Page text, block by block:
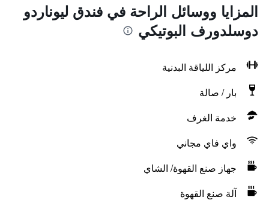
المزايا ووسائل الراحة في فندق ليوناردو
دوسلدورف البوتيكي
مركز اللياقة البدنية
بار / صالة
خدمة الغرف
واي فاي مجاني
جهاز صنع القهوة/ الشاي
آلة صنع القهوة